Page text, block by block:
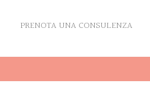
PRENOTA UNA CONSULENZA